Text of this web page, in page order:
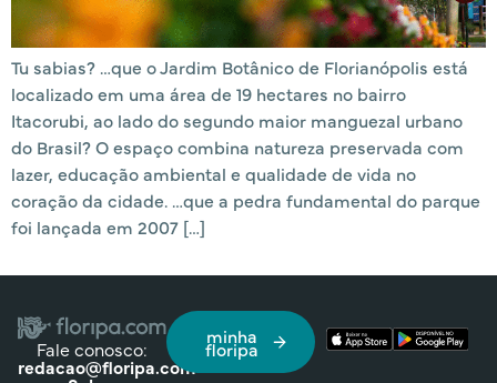
Tu sabias? …que o Jardim Botânico de Florianópolis está
localizado em uma área de 19 hectares no bairro
Itacorubi, ao lado do segundo maior manguezal urbano
do Brasil? O espaço combina natureza preservada com
lazer, educação ambiental e qualidade de vida no
coração da cidade. …que a pedra fundamental do parque
foi lançada em 2007 […]
Fale conosco:
redacao@floripa.com
minha
floripa